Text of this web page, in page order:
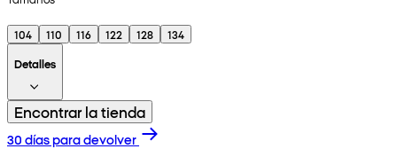
104 110 116 122 128
134
Detalles
Encontrar la tienda
30 días para devolver